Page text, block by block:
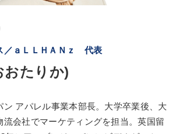
／ａＬＬＨＡＮｚ 代表
おたりか)
ン アパレル事業本部長。大学卒業後、大
流会社でマーケティングを担当。英国留